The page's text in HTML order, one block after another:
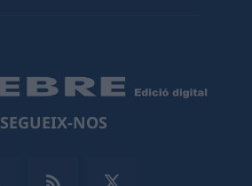
SEGUEIX-NOS